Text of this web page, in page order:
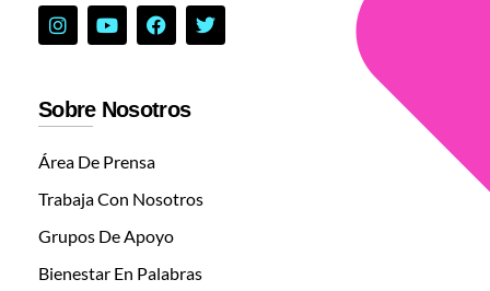
Sobre Nosotros
Área De Prensa
Trabaja Con Nosotros
Grupos De Apoyo
Bienestar En Palabras